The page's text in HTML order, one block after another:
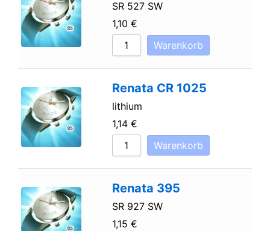
SR 527 SW
1,10 €
Warenkorb
Renata CR 1025
lithium
1,14 €
Warenkorb
Renata 395
SR 927 SW
1,15 €